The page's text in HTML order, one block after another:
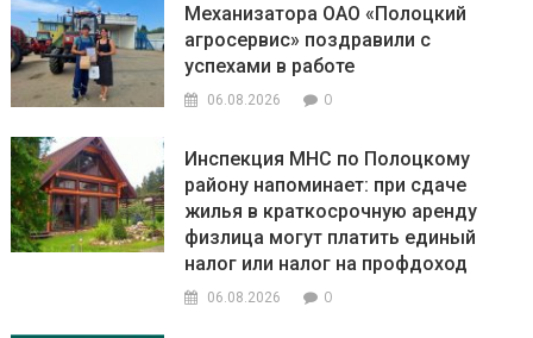
Механизатора ОАО «Полоцкий
агросервис» поздравили с
успехами в работе
06.08.2026 0
Инспекция МНС по Полоцкому
району напоминает: при сдаче
жилья в краткосрочную аренду
физлица могут платить единый
налог или налог на профдоход
06.08.2026 0